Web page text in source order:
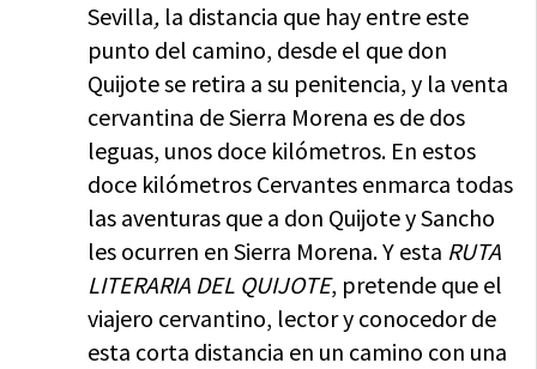
Sevilla, la distancia que hay entre este
punto del camino, desde el que don
Quijote se retira a su penitencia, y la venta
cervantina de Sierra Morena es de dos
leguas, unos doce kilómetros. En estos
doce kilómetros Cervantes enmarca todas
las aventuras que a don Quijote y Sancho
les ocurren en Sierra Morena. Y esta RUTA
LITERARIA DEL QUIJOTE, pretende que el
viajero cervantino, lector y conocedor de
esta corta distancia en un camino con una